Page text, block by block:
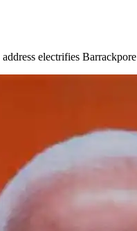
electrifies Barrackpore